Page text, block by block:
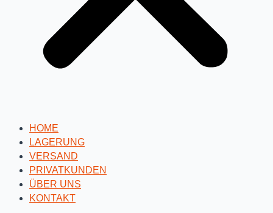
HOME
LAGERUNG
VERSAND
PRIVATKUNDEN
ÜBER UNS
KONTAKT